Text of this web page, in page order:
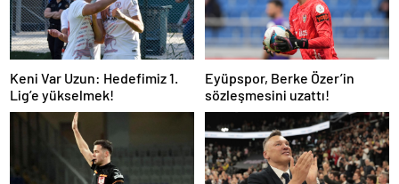
Keni Var Uzun: Hedefimiz 1.
Lig’e yükselmek!
Eyüpspor, Berke Özer’in
sözleşmesini uzattı!